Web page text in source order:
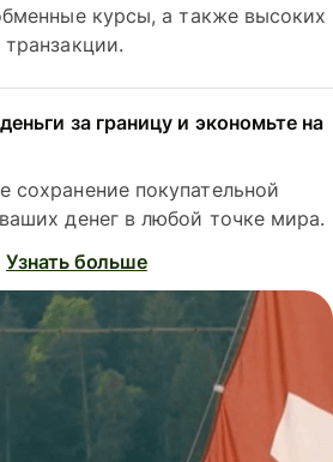
курсы, а также высоких
за границу и экономьте на
сохранение покупательной
денег в любой точке мира.
Узнать больше